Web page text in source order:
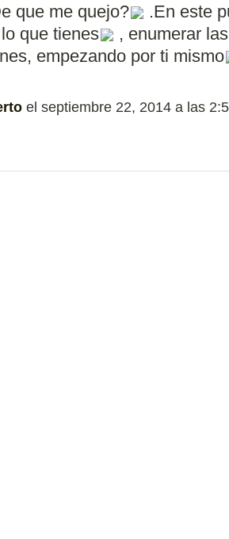
que me quejo?
.En este
que tienes
, enumerar
empezando por ti mismo
el septiembre 22, 2014 a las